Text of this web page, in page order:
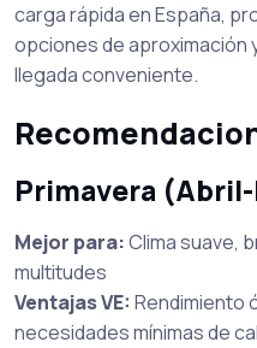
carga rápida en España,
opciones de aproximación
llegada conveniente.
Primavera
Mejor para:Clima suave,
multitudes
Ventajas VE: Rendimiento
necesidades mínimas de